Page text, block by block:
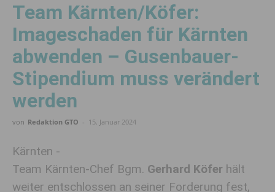
Team Kärnten/Köfer:
Imageschaden für Kärnten
abwenden – Gusenbauer-
Stipendium muss verändert
werden
von Redaktion GTO - 15. Januar 2024
Kärnten -
Team Kärnten-Chef Bgm. Gerhard Köfer hält
weiter entschlossen an seiner Forderung fest,